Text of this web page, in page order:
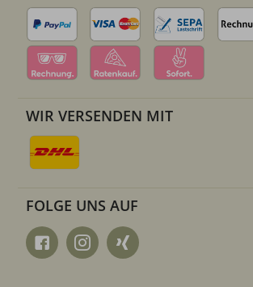
WIR VERSENDEN MIT
FOLGE UNS AUF